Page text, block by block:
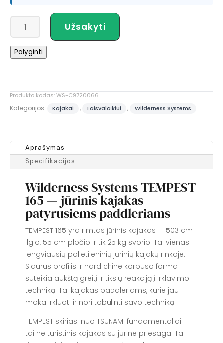
kiekis:
Wilderness
Systems
Užsakyti
Palyginti
Produkto kodas:WS-C9720066
Kategorijos: Kajakai , Laisvalaikiui , Wilderness Systems
Aprašymas
Specifikacijos
Wilderness Systems TEMPEST
165 — jūrinis kajakas
patyrusiems paddleriams
TEMPEST 165 yra rimtas jūrinis kajakas — 503 cm
ilgio, 55 cm pločio ir tik 25 kg svorio. Tai vienas
lengviausių polietileninių jūrinių kajakų rinkoje.
Siaurus profilis ir hard chine korpuso forma
suteikia aukštą greitį ir tikslų reakciją į irklavimo
techniką. Tai kajakas paddleriams, kurie jau
moka irkluoti ir nori tobulinti savo techniką.
TEMPEST skiriasi nuo TSUNAMI fundamentaliai —
tai ne turistinis kajakas su jūrine priesaga. Tai